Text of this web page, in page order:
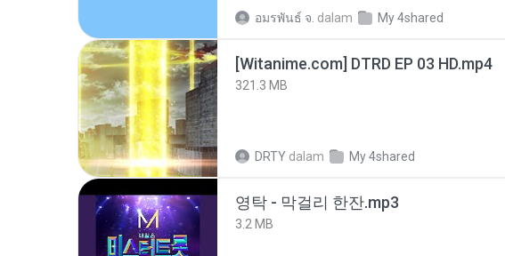
อมรพันธ์ จ. dalam My 4shared
[Witanime.com] DTRD EP 03 HD.mp4
321.3 MB
DRTY dalam My 4shared
영탁 - 막걸리 한잔.mp3
3.2 MB